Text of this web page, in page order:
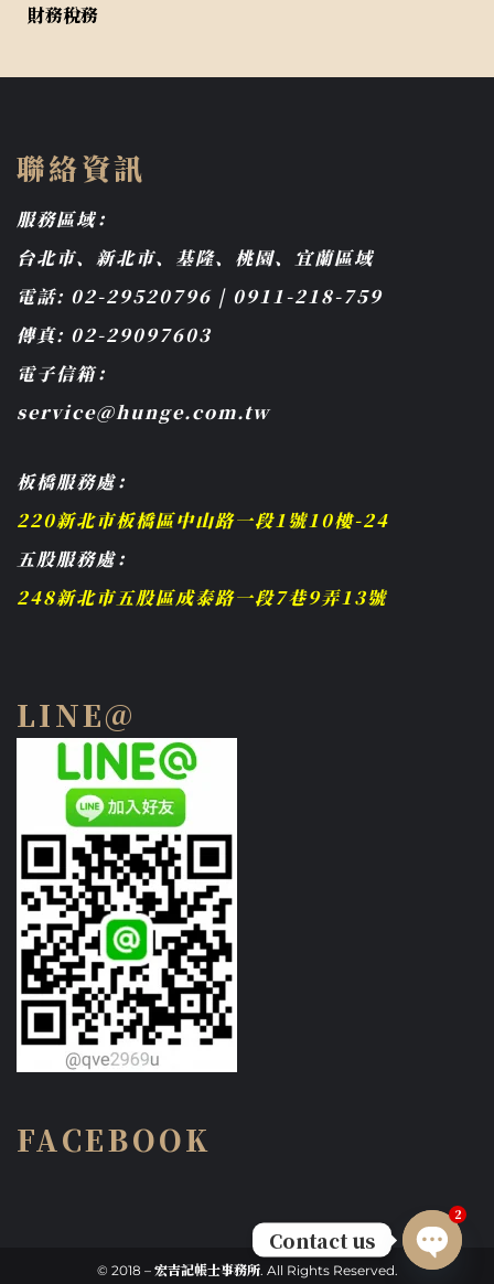
財務稅務
聯絡資訊
服務區域：
台北市、新北市、基隆、桃園、宜蘭區域
電話: 02-29520796 | 0911-218-759
傳真: 02-29097603
電子信箱：
service@hunge.com.tw
板橋服務處：
220新北市板橋區中山路一段1號10樓-24
五股服務處：
248新北市五股區成泰路一段7巷9弄13號
LINE@
FACEBOOK
© 2018 – 宏吉記帳士事務所. All Rights Reserved.
Contact us
Open
2